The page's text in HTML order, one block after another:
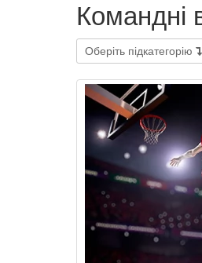
Командні
Оберіть підкатегорію